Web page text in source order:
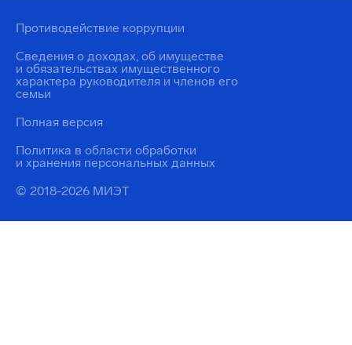
© 2018-2026 МИЭТ
Политика в области обработки
и хранения персональных данных
Противодействие коррупции
Сведения о доходах, об имуществе
и обязательствах имущественного
характера руководителя и членов его
семьи
Полная версия